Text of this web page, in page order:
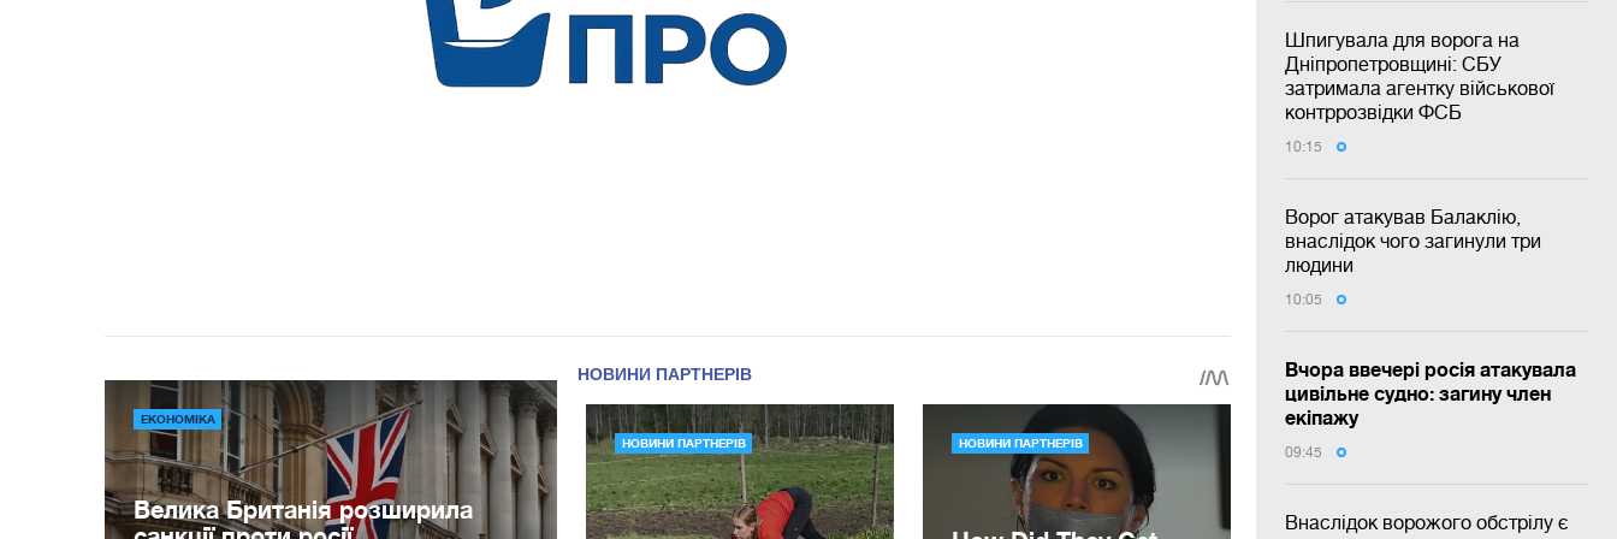
Шпигувала для ворога на
Дніпропетровщині: СБУ
затримала агентку військової
контррозвідки ФСБ
10:15
Ворог атакував Балаклію,
внаслідок чого загинули три
людини
10:05
Вчора ввечері росія атакувала
цивільне судно: загину член
екіпажу
09:45
Внаслідок ворожого обстрілу є
ЕКОНОМІКА
Велика Британія розширила